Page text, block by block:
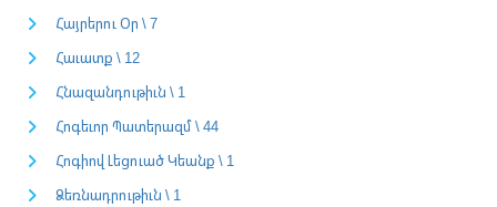
Հայրերու Օր \ 7
Հաւատք \ 12
Հնազանդութիւն \ 1
Հոգեւոր Պատերազմ \ 44
Հոգիով Լեցուած Կեանք \ 1
Ձեռնադրութիւն \ 1